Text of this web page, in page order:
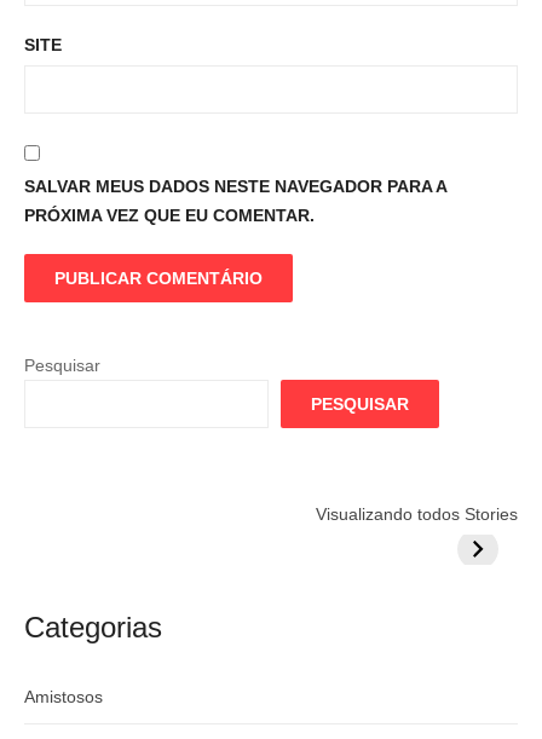
SITE
SALVAR MEUS DADOS NESTE NAVEGADOR PARA A
PRÓXIMA VEZ QUE EU COMENTAR.
Pesquisar
PESQUISAR
Visualizando todos Stories
argentino
do
Categorias
Amistosos